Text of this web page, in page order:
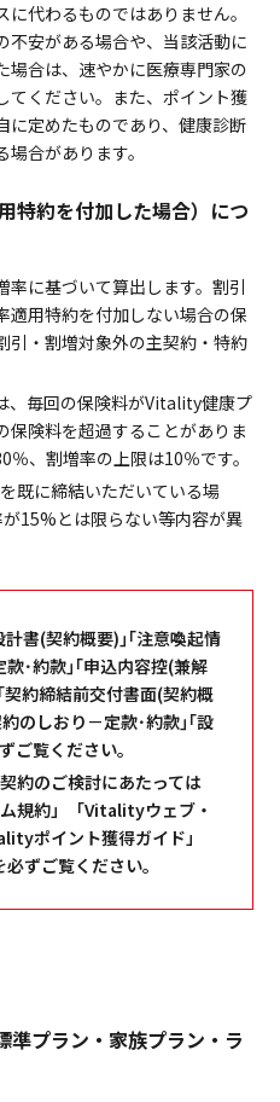
代わるものではありません。
不安がある場合や、当該活動に
場合は、速やかに医療専門家の
てください。また、ポイント獲
に定めたものであり、健康診断
合があります。
特約を付加した場合）につ
率に基づいて算出します。割引
適用特約を付加しない場合の保
引・割増対象外の主契約・特約
、毎回の保険料がVitality健康プ
保険料を超過することがありま
、割増率の上限は10％です。
既に締結いただいている場
15%とは限らない等内容が異
計書(契約概要)｣｢注意喚起情
･約款｣｢申込内容控(兼解
約締結前交付書面(契約概
のしおり－定款･約款｣｢設
ご覧ください｡
約のご検討にあたっては
規約」「Vitalityウェブ・
ポイント獲得ガイド」
ずご覧ください。
プラン・家族プラン・ラ